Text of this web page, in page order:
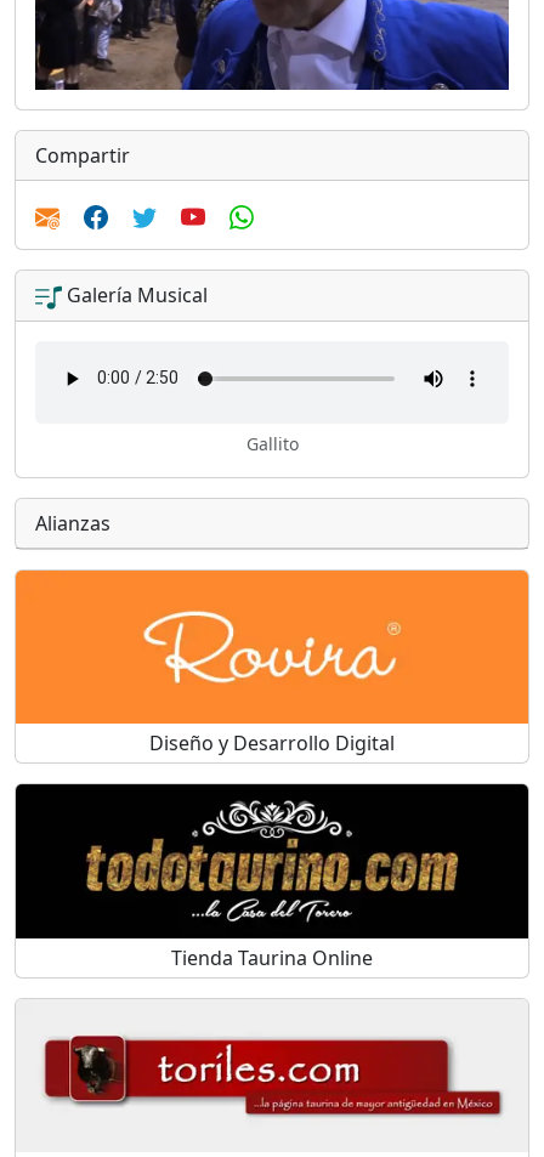
Compartir
Galería Musical
Gallito
Alianzas
Diseño y Desarrollo Digital
Tienda Taurina Online